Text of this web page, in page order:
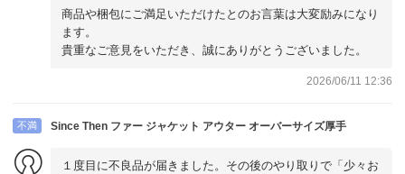
商品や梱包にご満足いただけたとのお言葉は大変励みになり
ます。
貴重なご意見をいただき、誠にありがとうございました。
2026/06/11 12:36
不満 Since Then ファー ジャケット アウター オーバーサイズ厚手
１度目に不良品が届きました。その後のやり取りで「少々お